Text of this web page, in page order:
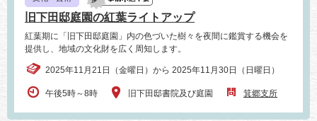
旧下田邸庭園の紅葉ライトアップ
紅葉期に「旧下田邸庭園」内の色づいた樹々を夜間に鑑賞する機会を
提供し、地域の文化財を広く周知します。
2025年11月21日（金曜日）から 2025年11月30日（日曜日）
午後5時～8時 旧下田邸書院及び庭園 箕郷支所